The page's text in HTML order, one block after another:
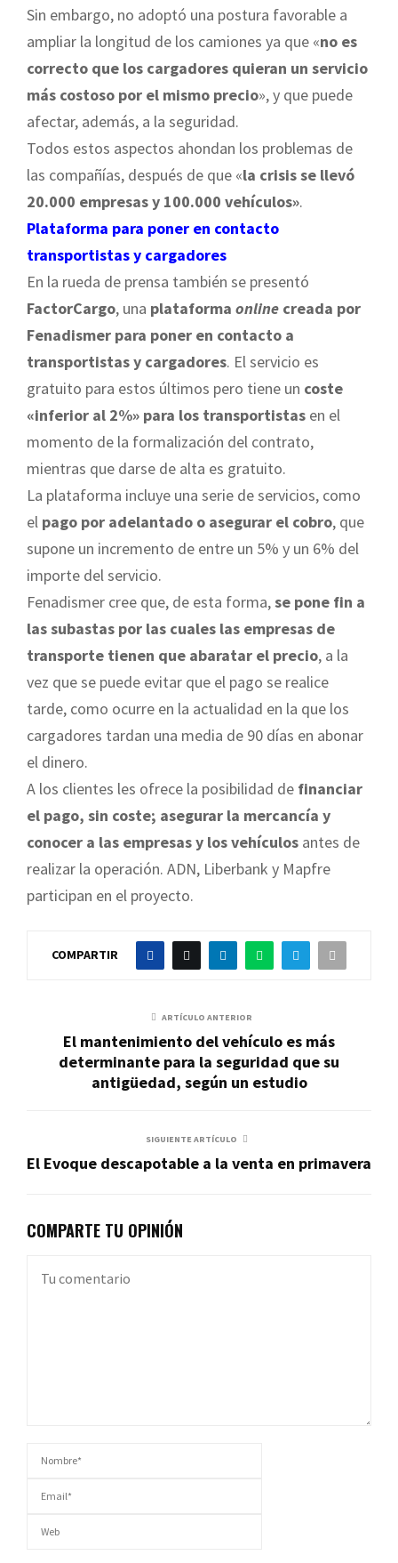
Sin embargo, no adoptó una postura favorable a
ampliar la longitud de los camiones ya que «no es
correcto que los cargadores quieran un servicio
más costoso por el mismo precio», y que puede
afectar, además, a la seguridad.
Todos estos aspectos ahondan los problemas de
las compañías, después de que «la crisis se llevó
20.000 empresas y 100.000 vehículos».
Plataforma para poner en contacto
transportistas y cargadores
En la rueda de prensa también se presentó
FactorCargo, una plataforma online creada por
Fenadismer para poner en contacto a
transportistas y cargadores. El servicio es
gratuito para estos últimos pero tiene un coste
«inferior al 2%» para los transportistas en el
momento de la formalización del contrato,
mientras que darse de alta es gratuito.
La plataforma incluye una serie de servicios, como
el pago por adelantado o asegurar el cobro, que
supone un incremento de entre un 5% y un 6% del
importe del servicio.
Fenadismer cree que, de esta forma,se pone fin a
las subastas por las cuales las empresas de
transporte tienen que abaratar el precio, a la
vez que se puede evitar que el pago se realice
tarde, como ocurre en la actualidad en la que los
cargadores tardan una media de 90 días en abonar
el dinero.
A los clientes les ofrece la posibilidad de financiar
el pago, sin coste; asegurar la mercancía y
conocer a las empresas y los vehículos antes de
realizar la operación. ADN, Liberbank y Mapfre
participan en el proyecto.
COMPARTIR
ARTÍCULO ANTERIOR
El mantenimiento del vehículo es más
determinante para la seguridad que su
antigüedad, según un estudio
SIGUIENTE ARTÍCULO
El Evoque descapotable a la venta en primavera
COMPARTE TU OPINIÓN